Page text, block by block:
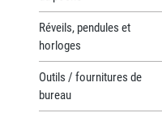
Réveils, pendules et
horloges
Outils / fournitures de
bureau